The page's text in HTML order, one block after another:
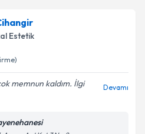
Gönder
takvimi talebi oluşturun.
almanız için bir takvim
ile bilgilendireceğiz.
ilişkin
Estetik
memnun kaldım. İlgi
Devamı